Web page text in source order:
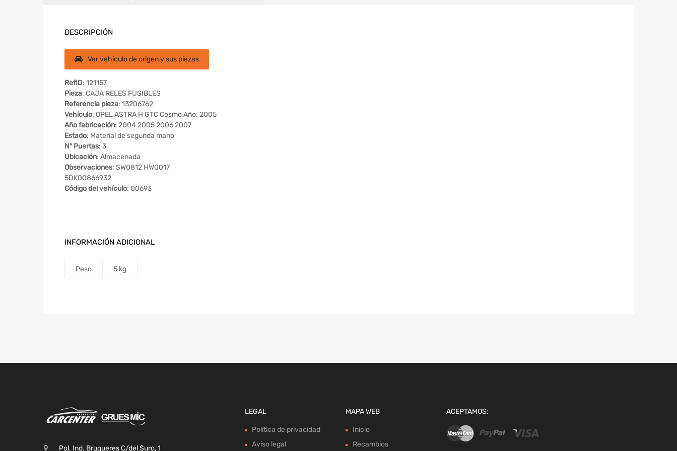
DESCRIPCIÓN
Ver vehículo de origen y sus piezas
RefID: 121157
Pieza: CAJA RELES FUSIBLES
Referencia pieza: 13206762
Vehículo: OPEL ASTRA H GTC Cosmo Año: 2005
Año fabricación: 2004 2005 2006 2007
Estado: Material de segunda mano
Nº Puertas: 3
Ubicación: Almacenada
Observaciones: SW0812 HW0017
5DK00866932
Código del vehículo: 00693
INFORMACIÓN ADICIONAL
Peso 5 kg
Pol. Ind. Brugueres C/del Suro, 1
LEGAL
Política de privacidad
Aviso legal
MAPA WEB
Inicio
Recambios
ACEPTAMOS: